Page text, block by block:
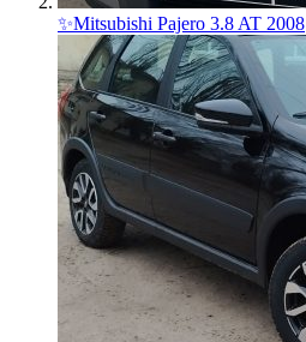
✨Mitsubishi Pajero 3.8 AT 2008